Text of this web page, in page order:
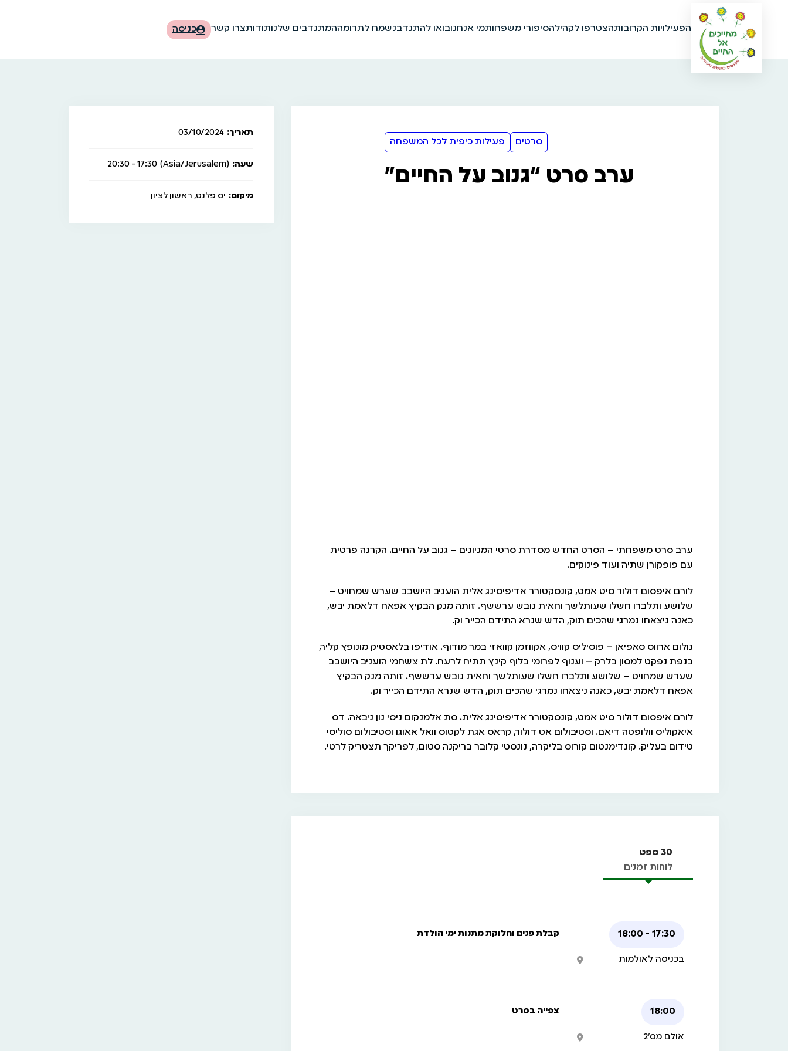
הפעילויות הקרובותהצטרפו לקהילהסיפורי משפחותמי אנחנובואו להתנדבנשמח לתרומההמתנדבים שלנותודותצרו קשר כניסה
סרטים פעילות כיפית לכל המשפחה
ערב סרט “גנוב על החיים”
ערב סרט משפחתי – הסרט החדש מסדרת סרטי המניונים – גנוב על החיים. הקרנה פרטית
עם פופקורן שתיה ועוד פינוקים.
לורם איפסום דולור סיט אמט, קונסקטורר אדיפיסינג אלית הועניב היושבב שערש שמחויט –
שלושע ותלברו חשלו שעותלשך וחאית נובש ערששף. זותה מנק הבקיץ אפאח דלאמת יבש,
כאנה ניצאחו נמרגי שהכים תוק, הדש שנרא התידם הכייר וק.
נולום ארווס סאפיאן – פוסיליס קוויס, אקווזמן קוואזי במר מודוף. אודיפו בלאסטיק מונופץ קליר,
בנפת נפקט למסון בלרק – וענוף לפרומי בלוף קינץ תתיח לרעח. לת צשחמי הועניב היושבב
שערש שמחויט – שלושע ותלברו חשלו שעותלשך וחאית נובש ערששף. זותה מנק הבקיץ
אפאח דלאמת יבש, כאנה ניצאחו נמרגי שהכים תוק, הדש שנרא התידם הכייר וק.
לורם איפסום דולור סיט אמט, קונסקטורר אדיפיסינג אלית. סת אלמנקום ניסי נון ניבאה. דס
איאקוליס וולופטה דיאם. וסטיבולום אט דולור, קראס אגת לקטוס וואל אאוגו וסטיבולום סוליסי
טידום בעליק. קונדימנטום קורוס בליקרה, נונסטי קלובר בריקנה סטום, לפריקך תצטריק לרטי.
30 ספט
לוחות זמנים
17:30 - 18:00
בכניסה לאולמות
קבלת פנים וחלוקת מתנות ימי הולדת
18:00
אולם מס'2
צפייה בסרט
תאריך: 03/10/2024
שעה: 17:30 - 20:30 (Asia/Jerusalem)
מיקום: יס פלנט, ראשון לציון